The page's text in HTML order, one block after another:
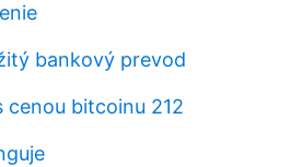
bankový prevod
cenou bitcoinu 212